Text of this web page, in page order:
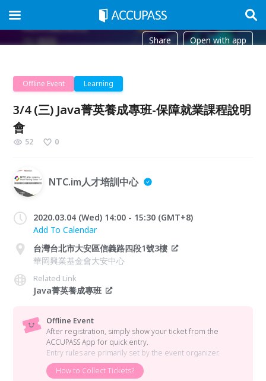
Share Open with app
Offline Event Learning
3/4 (三) Java菁英養成專班-保障就業課程說明
會
52 0
NTC.im人才培訓中心
2020.03.04 (Wed) 14:00 - 15:30 (GMT+8)
Add To Calendar
台灣台北市大安區信義路四段1號3樓
華岡興業基金會大安中心
Related Link
Java菁英養成專班
Offline Event
After registration, simply show your ticket from the
ACCUPASS App for quick entry.
Entry rules are primarily set by the event organizer.
How to Collect Tickets?